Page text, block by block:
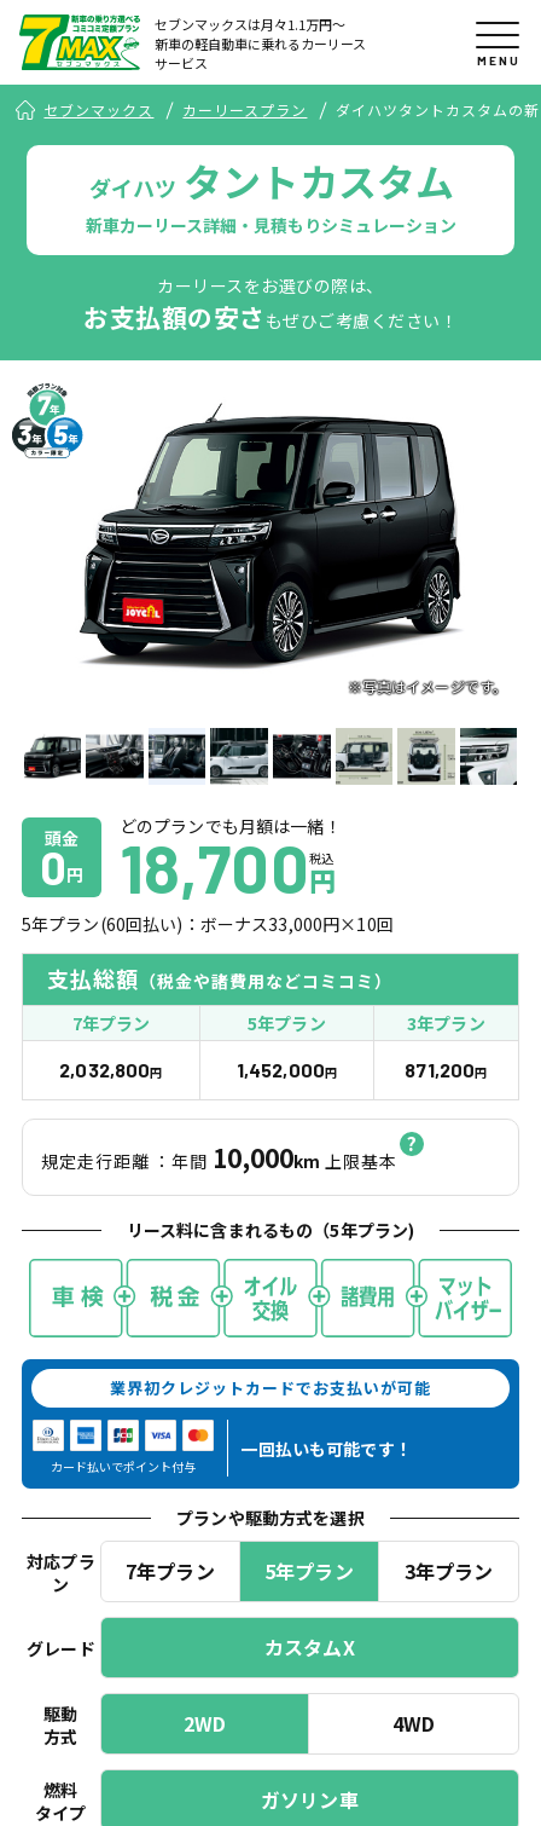
セブンマックスは月々1.1万円〜
新車の軽自動車に乗れるカーリース
サービス
MENU
セブンマックス カーリースプラン ダイハツタントカスタムの
ダイハツ タントカスタム
新車カーリース詳細・見積もりシミュレーション
カーリースをお選びの際は、
お支払額の安さ もぜひご考慮ください！
頭金
0円
どのプランでも月額は一緒！
18,700 税込
円
5年プラン(60回払い)：ボーナス33,000円×10回
支払総額 （税金や諸費用などコミコミ）
7年プラン
5年プラン 3年プラン
2,032,800円 1,452,000円 871,200円
規定走行距離 ：年間 10,000km 上限基本
リース料に含まれるもの（5年プラン)
業界初クレジットカードでお支払いが可能
カード払いでポイント付与
一回払いも可能です！
プランや駆動方式を選択
対応プラ
ン
7年プラン 5年プラン 3年プラン
グレード カスタムX
駆動
方式
2WD 4WD
燃料
タイプ
ガソリン車